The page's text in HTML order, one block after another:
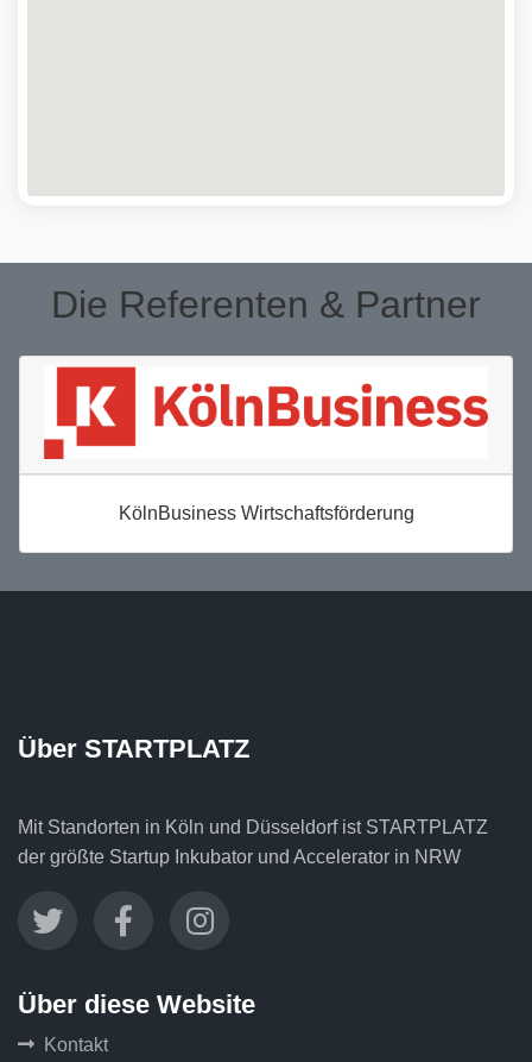
Die Referenten & Partner
KölnBusiness Wirtschaftsförderung
Über STARTPLATZ
Mit Standorten in Köln und Düsseldorf ist STARTPLATZ
der größte Startup Inkubator und Accelerator in NRW
Über diese Website
Kontakt